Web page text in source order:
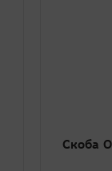
Скоба